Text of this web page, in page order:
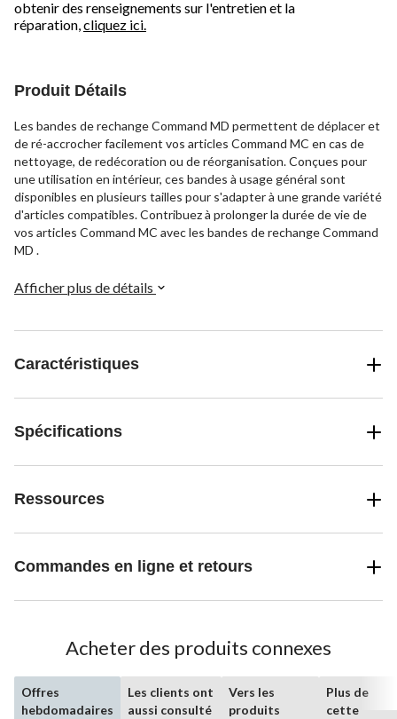
obtenir des renseignements sur l'entretien et la
réparation,cliquez ici.
Produit Détails
Les bandes de rechange Command MD permettent de déplacer et
de ré-accrocher facilement vos articles Command MC en cas de
nettoyage, de redécoration ou de réorganisation. Conçues pour
une utilisation en intérieur, ces bandes à usage général sont
disponibles en plusieurs tailles pour s'adapter à une grande variété
d'articles compatibles. Contribuez à prolonger la durée de vie de
vos articles Command MC avec les bandes de rechange Command
MD .
Afficher plus de détails
Caractéristiques
Spécifications
Ressources
Commandes en ligne et retours
Acheter des produits connexes
Offres
hebdomadaires
Les clients ont
aussi consulté
Vers les
produits
Plus de
cette